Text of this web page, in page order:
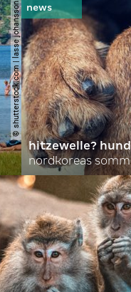
© shutterstock.com | lasse johansson
hitzewelle?